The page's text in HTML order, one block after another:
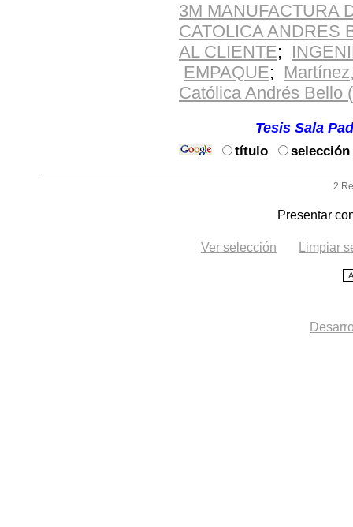
3M MANUFACTURA
CATOLICA ANDRES
AL CLIENTE;
EMPAQUE;
Católica Andrés Bello
Tesis Sala
título selección
2
Presentar
Ver selección Limpiar